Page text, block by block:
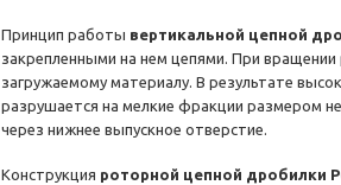
Принцип работы вертикальной цепной
закрепленными на нем цепями. При
загружаемому материалу. В результате
разрушается на мелкие фракции размером
через нижнее выпускное отверстие.
Конструкция роторной цепной дробилки